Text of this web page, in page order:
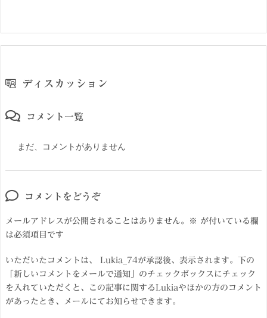
ディスカッション
コメント一覧
まだ、コメントがありません
コメントをどうぞ
メールアドレスが公開されることはありません。 ※ が付いている欄
は必須項目です
いただいたコメントは、 Lukia_74が承認後、表示されます。下の
「新しいコメントをメールで通知」のチェックボックスにチェック
を入れていただくと、この記事に関するLukiaやほかの方のコメント
があったとき、メールにてお知らせできます。